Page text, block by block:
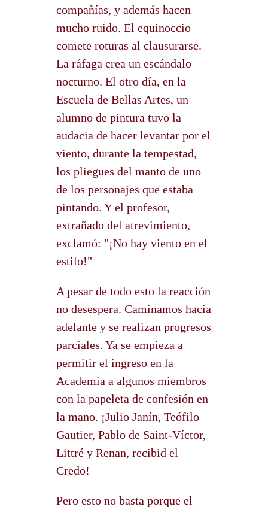
compañías, y además hacen
mucho ruido. El equinoccio
comete roturas al clausurarse.
La ráfaga crea un escándalo
nocturno. El otro día, en la
Escuela de Bellas Artes, un
alumno de pintura tuvo la
audacia de hacer levantar por el
viento, durante la tempestad,
los pliegues del manto de uno
de los personajes que estaba
pintando. Y el profesor,
extrañado del atrevimiento,
exclamó: "¡No hay viento en el
estilo!"
A pesar de todo esto la reacción
no desespera. Caminamos hacia
adelante y se realizan progresos
parciales. Ya se empieza a
permitir el ingreso en la
Academia a algunos miembros
con la papeleta de confesión en
la mano. ¡Julio Janín, Teófilo
Gautier, Pablo de Saint-Víctor,
Littré y Renan, recibid el
Credo!
Pero esto no basta porque el